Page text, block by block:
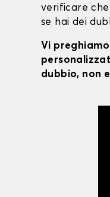
verificare
se hai dei
Vi
dubbio, non